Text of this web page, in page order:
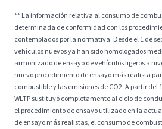
** La información relativa al consumo de
determinada de conformidad con los
contemplados por la normativa. Desde el 1 de
vehículos nuevos ya han sido homologados
armonizado de ensayo de vehículos ligeros a
nuevo procedimiento de ensayo más realista
combustible y las emisiones de CO2. A partir del
WLTP sustituyó completamente al ciclo de
el procedimiento de ensayo utilizado en la
de ensayo más realistas, el consumo de